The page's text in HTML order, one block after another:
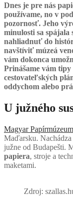
Dnes je pre nás
používame, no v
pozornosť. Jeho
minulosti sa spájala
nahliadnuť do
navštíviť múzeá
vám dokonca
Prinášame vám
cestovateľských
oddychom alebo
U južného
Magyar Papírmúzeum
Maďarsku.
južne od Budapešti.
papiera, stroje a
maketami.
Zdroj: